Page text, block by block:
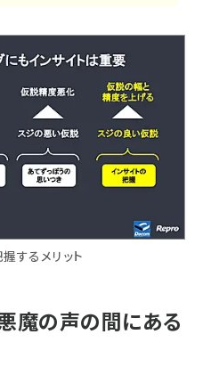
するメリット
魔の声の間にある